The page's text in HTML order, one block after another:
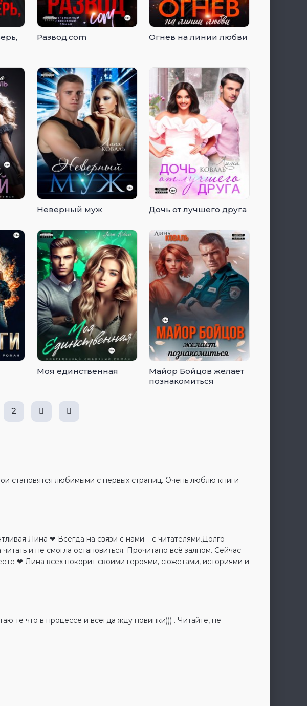
Развод.com Огнев на линии любви
Неверный муж Дочь от лучшего друга
Моя единственная
Майор Бойцов желает
познакомиться
2
становятся любимыми с первых страниц. Очень люблю книги
Лина ❤ Всегда на связи с нами – с читателями.Долго
и не смогла остановиться. Прочитано всё залпом. Сейчас
❤ Лина всех покорит своими героями, сюжетами, историями и
те что в процессе и всегда жду новинки))) . Читайте, не